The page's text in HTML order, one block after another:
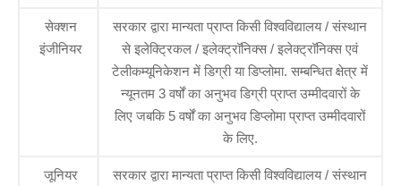
सेक्शन
इंजीनियर
सरकार द्वारा मान्यता प्राप्त किसी विश्वविद्यालय / संस्थान
से इलेक्ट्रिकल / इलेक्ट्रॉनिक्स / इलेक्ट्रॉनिक्स एवं
टेलीकम्यूनिकेशन में डिग्री या डिप्लोमा. सम्बन्धित क्षेत्र में
न्यूनतम 3 वर्षों का अनुभव डिग्री प्राप्त उम्मीदवारों के
लिए जबकि 5 वर्षों का अनुभव डिप्लोमा प्राप्त उम्मीदवारों
के लिए.
जूनियर
सरकार द्वारा मान्यता प्राप्त किसी विश्वविद्यालय / संस्थान